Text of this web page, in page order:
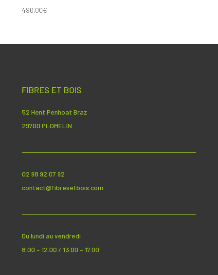
490.00€
FIBRES ET BOIS
52 Hent Penhoat Braz
29700 PLOMELIN
02 98 92 07 92
contact@fibresetbois.com
Du lundi au vendredi
8.00 – 12.00 / 13.00 – 17.00